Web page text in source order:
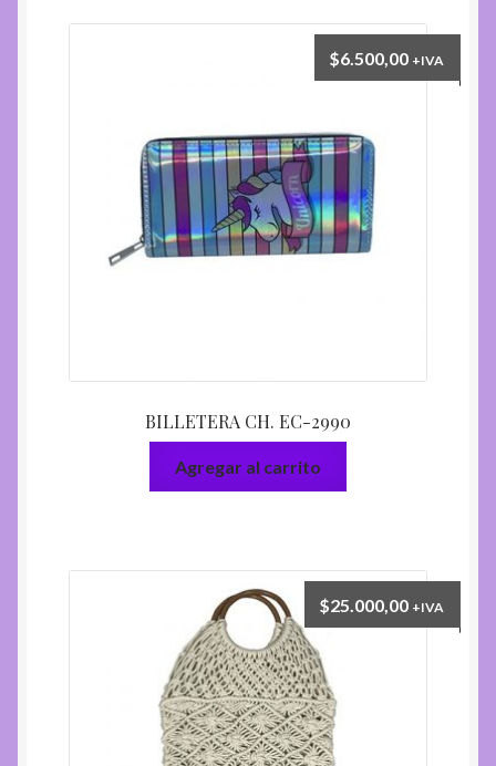
BILLETERA CH. EC-2990
$6.500,00 +IVA
Agregar al carrito
$25.000,00 +IVA